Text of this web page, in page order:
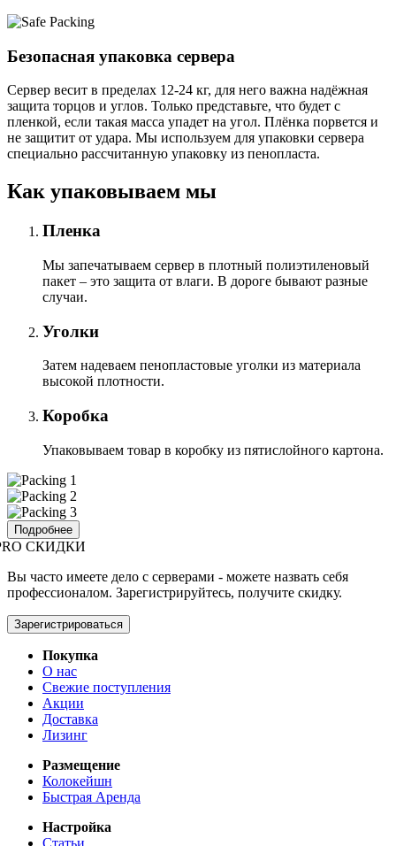
Безопасная упаковка сервера
Сервер весит в пределах 12-24 кг, для него важна надёжная
защита торцов и углов. Только представьте, что будет с
пленкой, если такая масса упадет на угол. Плёнка порвется и
не защитит от удара. Мы используем для упаковки сервера
специально расcчитанную упаковку из пенопласта.
Как упаковываем мы
Пленка
Мы запечатываем сервер в плотный полиэтиленовый
пакет – это защита от влаги. В дороге бывают разные
случаи.
Уголки
Затем надеваем пенопластовые уголки из материала
высокой плотности.
Коробка
Упаковываем товар в коробку из пятислойного картона.
Подробнее
СКИДКИ
Вы часто имеете дело с серверами - можете назвать себя
профессионалом. Зарегистрируйтесь, получите скидку.
Зарегистрироваться
Покупка
О нас
Свежие поступления
Акции
Доставка
Лизинг
Размещение
Колокейшн
Быстрая Аренда
Настройка
Статьи